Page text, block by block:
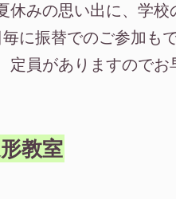
休みの思い出に、学校
毎に振替でのご参加も
定員がありますのでお
教室